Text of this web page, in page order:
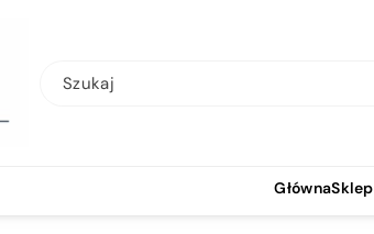
Szukaj
GłównaSklep